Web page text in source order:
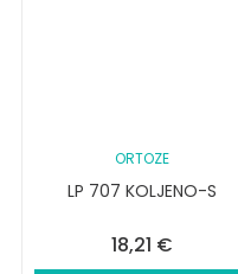
ORTOZE
LP 707 KOLJENO-S
18,21 €